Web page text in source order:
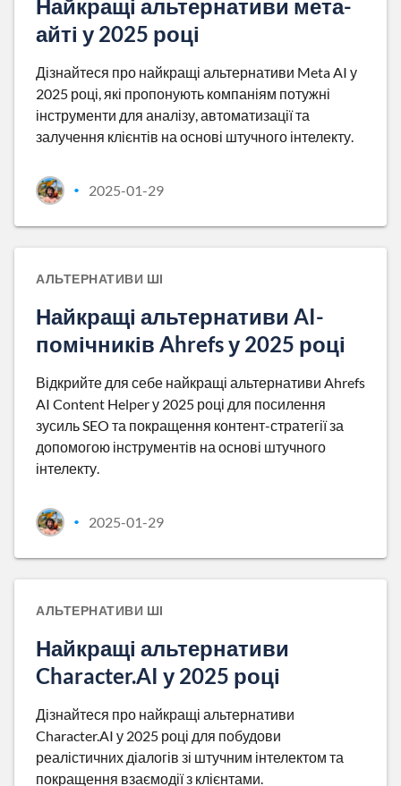
Найкращі альтернативи мета-
айті у 2025 році
Дізнайтеся про найкращі альтернативи Meta AI у
2025 році, які пропонують компаніям потужні
інструменти для аналізу, автоматизації та
залучення клієнтів на основі штучного інтелекту.
• 2025-01-29
АЛЬТЕРНАТИВИ ШІ
Найкращі альтернативи AI-
помічників Ahrefs у 2025 році
Відкрийте для себе найкращі альтернативи Ahrefs
AI Content Helper у 2025 році для посилення
зусиль SEO та покращення контент-стратегії за
допомогою інструментів на основі штучного
інтелекту.
• 2025-01-29
АЛЬТЕРНАТИВИ ШІ
Найкращі альтернативи
Character.AI у 2025 році
Дізнайтеся про найкращі альтернативи
Character.AI у 2025 році для побудови
реалістичних діалогів зі штучним інтелектом та
покращення взаємодії з клієнтами.